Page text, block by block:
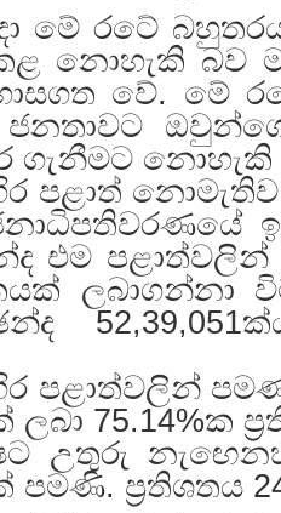
මේ රටේ
නොහැකි බව
වේ. මේ
ගැනීමට නොහැකි
පළාත්
එම පළාත්වලින්
ලබාගන්නා
පළාත්වලින්
ලබා 75.14%ක
උතුරු
පමණි. ප්‍රතිශතය